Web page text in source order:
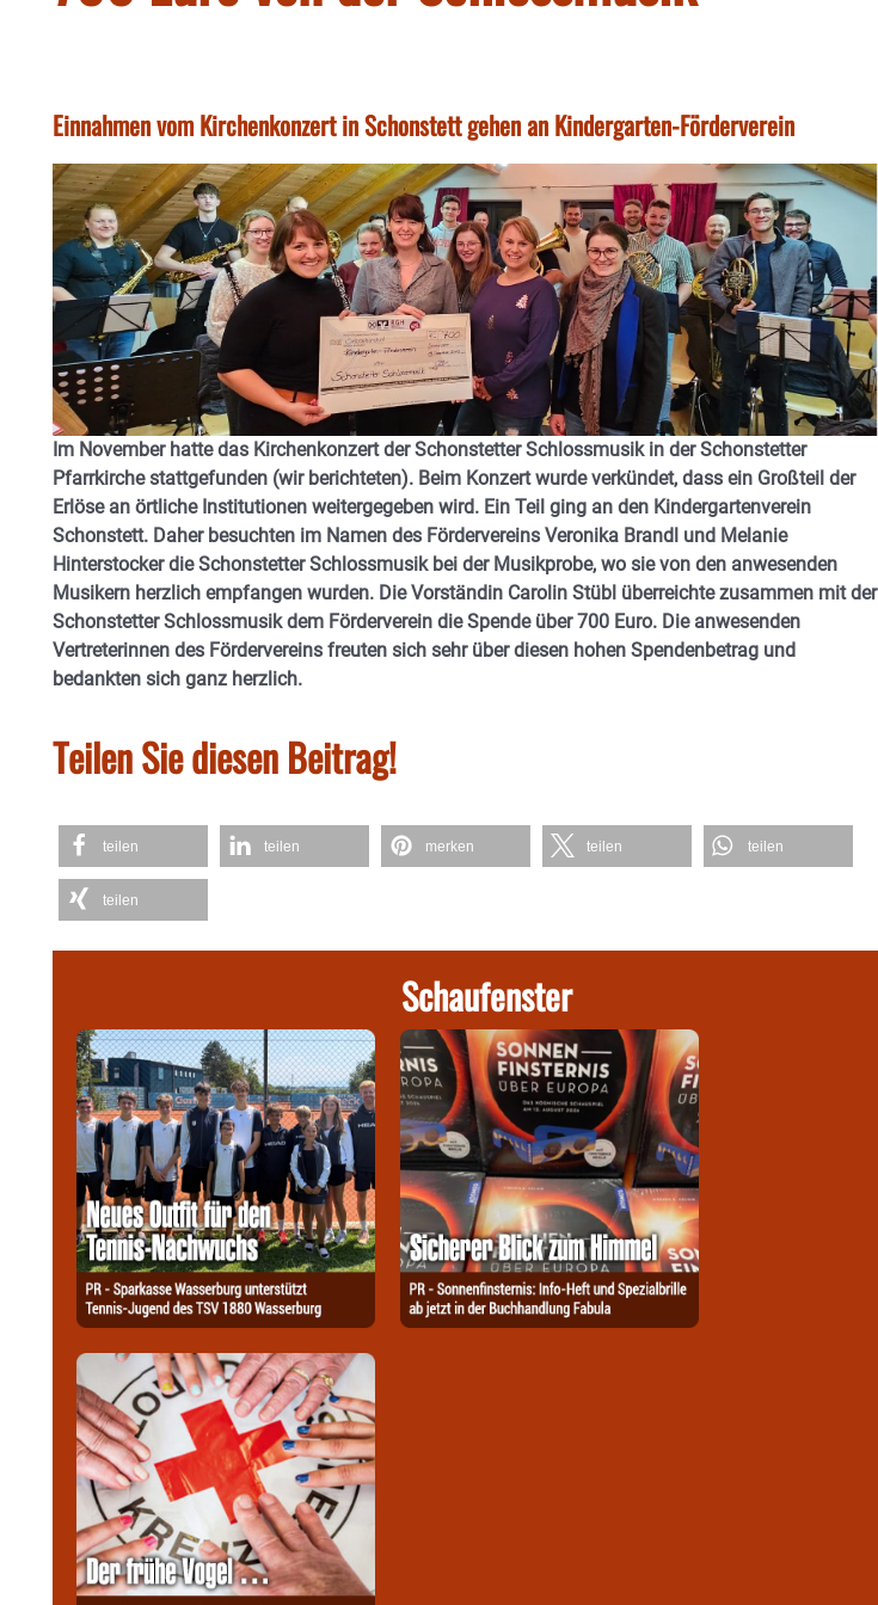
Einnahmen vom Kirchenkonzert in Schonstett gehen an Kindergarten-Förderverein
Im November hatte das Kirchenkonzert der Schonstetter Schlossmusik in der Schonstetter
Pfarrkirche stattgefunden (wir berichteten). Beim Konzert wurde verkündet, dass ein Großteil der
Erlöse an örtliche Institutionen weitergegeben wird. Ein Teil ging an den Kindergartenverein
Schonstett. Daher besuchten im Namen des Fördervereins Veronika Brandl und Melanie
Hinterstocker die Schonstetter Schlossmusik bei der Musikprobe, wo sie von den anwesenden
Musikern herzlich empfangen wurden. Die Vorständin Carolin Stübl überreichte zusammen mit der
Schonstetter Schlossmusik dem Förderverein die Spende über 700 Euro. Die anwesenden
Vertreterinnen des Fördervereins freuten sich sehr über diesen hohen Spendenbetrag und
bedankten sich ganz herzlich.
Teilen Sie diesen Beitrag!
teilen teilen merken teilen teilen
teilen
Schaufenster